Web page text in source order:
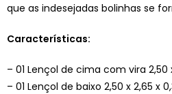
que as indesejadas bolinhas se
Características:
– 01 Lençol de cima com vira 2,50
– 01 Lençol de baixo 2,50 x 2,65 x